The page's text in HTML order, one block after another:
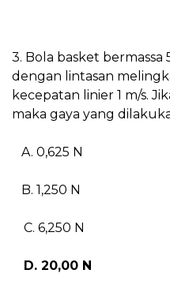
3. Bola basket
dengan lintasan
kecepatan linier 1 m/s.
maka gaya yang
A. 0,625 N
B. 1,250 N
C. 6,250 N
D. 20,00 N